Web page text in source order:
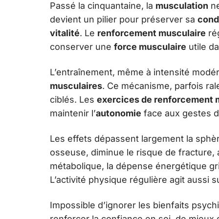
Passé la cinquantaine, la musculation
devient un pilier pour préserver sa
vitalité. Le renforcement musculaire
conserver une force musculaire utile
L’entraînement, même à intensité
musculaires. Ce mécanisme, parfois
ciblés. Les exercices de renforcement
maintenir l’autonomie face aux gestes
Les effets dépassent largement la
osseuse, diminue le risque de fracture,
métabolique, la dépense énergétique
L’activité physique régulière agit aussi
Impossible d’ignorer les bienfaits